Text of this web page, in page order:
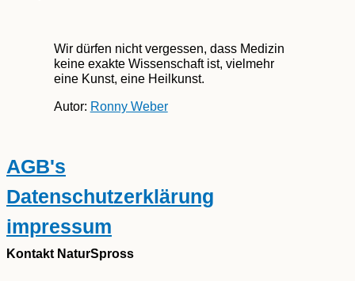
Wir dürfen nicht vergessen, dass Medizin
keine exakte Wissenschaft ist, vielmehr
eine Kunst, eine Heilkunst.
Autor: Ronny Weber
AGB's
Datenschutzerklärung
impressum
Kontakt NaturSpross